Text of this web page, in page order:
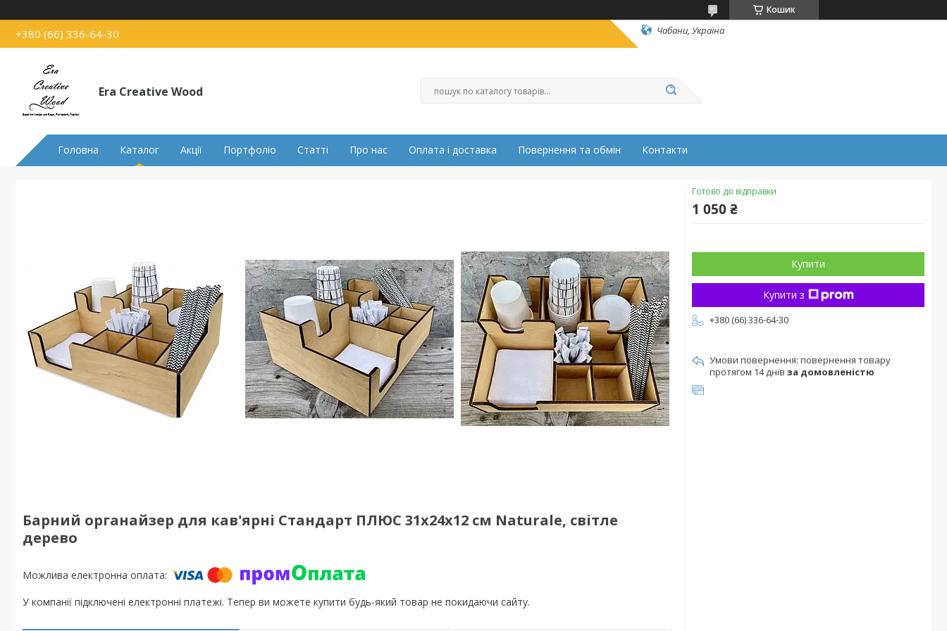
Кошик
+380 (66) 336-64-30 Чабани, Україна
Era Creative Wood
Головна Каталог Акції Портфоліо Статті Про нас Оплата і доставка Повернення та обмін Контакти
Барний органайзер для кав'ярні Стандарт ПЛЮС 31х24х12 см Naturale, світле
дерево
У компанії підключені електронні платежі. Тепер ви можете купити будь-який товар не покидаючи сайту.
Готово до відправки
1 050 ₴
Купити
Купити з
+380 (66) 336-64-30
повернення товару
протягом 14 днів за домовленістю